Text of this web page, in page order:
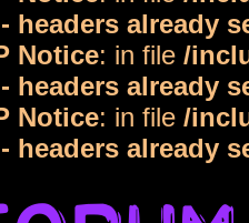
headers already
Notice: in file /
headers already
Notice: in file /
headers already